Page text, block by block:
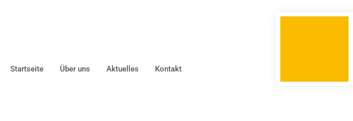
Startseite Über uns Aktuelles Kontakt